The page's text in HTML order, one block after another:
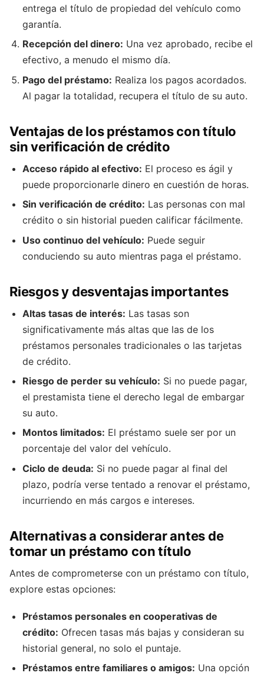
entrega el título de propiedad del vehículo como
garantía.
Recepción del dinero: Una vez aprobado, recibe el
efectivo, a menudo el mismo día.
Pago del préstamo: Realiza los pagos acordados.
Al pagar la totalidad, recupera el título de su auto.
Ventajas de los préstamos con título
sin verificación de crédito
Acceso rápido al efectivo: El proceso es ágil y
puede proporcionarle dinero en cuestión de horas.
Sin verificación de crédito: Las personas con mal
crédito o sin historial pueden calificar fácilmente.
Uso continuo del vehículo: Puede seguir
conduciendo su auto mientras paga el préstamo.
Riesgos y desventajas importantes
Altas tasas de interés: Las tasas son
significativamente más altas que las de los
préstamos personales tradicionales o las tarjetas
de crédito.
Riesgo de perder su vehículo: Si no puede pagar,
el prestamista tiene el derecho legal de embargar
su auto.
Montos limitados: El préstamo suele ser por un
porcentaje del valor del vehículo.
Ciclo de deuda: Si no puede pagar al final del
plazo, podría verse tentado a renovar el préstamo,
incurriendo en más cargos e intereses.
Alternativas a considerar antes de
tomar un préstamo con título
Antes de comprometerse con un préstamo con título,
explore estas opciones:
Préstamos personales en cooperativas de
crédito: Ofrecen tasas más bajas y consideran su
historial general, no solo el puntaje.
Préstamos entre familiares o amigos: Una opción